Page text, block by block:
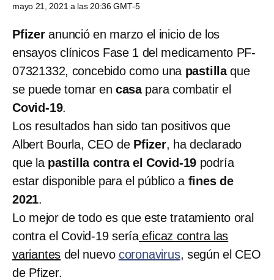
mayo 21, 2021 a las 20:36 GMT-5
Pfizeranunció en marzo el inicio de los
ensayos clínicos Fase 1 del medicamento PF-
07321332, concebido como una pastillaque
se puede tomar en casa para combatir el
Covid-19.
Los resultados han sido tan positivos que
Albert Bourla, CEO de Pfizer, ha declarado
que la pastilla contra el Covid-19 podría
estar disponible para el público a fines de
2021.
Lo mejor de todo es que este tratamiento oral
contra el Covid-19 sería eficaz contra las
variantes del nuevo coronavirus, según el CEO
de Pfizer.